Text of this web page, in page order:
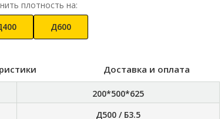
плотность на:
Д600
Доставка и оплата
200*500*625
Д500 / Б3.5